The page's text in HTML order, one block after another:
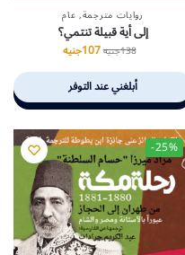
روايات مترجمة,عام
إلى أية قبيلة تنتمي؟
138جنيه107جنيه
أبلغني عند التوفر
-25%